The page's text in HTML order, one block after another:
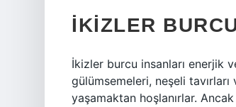
İKIZLER
İkizler burcu insanları enerjik
gülümsemeleri, neşeli
yaşamaktan hoşlanırlar.